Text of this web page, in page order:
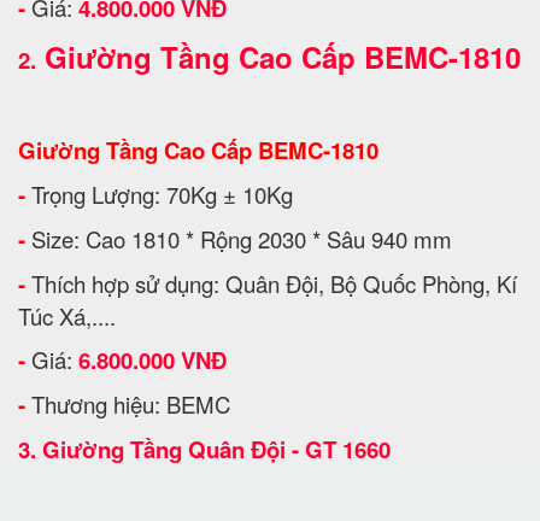
- Giá: 4.800.000 VNĐ
2. Giường Tầng Cao Cấp BEMC-1810
Giường Tầng Cao Cấp BEMC-1810
-Trọng Lượng: 70Kg ± 10Kg
- Size: Cao 1810 * Rộng 2030 * Sâu 940 mm
-Thích hợp sử dụng: Quân Đội, Bộ Quốc Phòng, Kí
Túc Xá,....
- Giá: 6.800.000 VNĐ
-Thương hiệu: BEMC
3. Giường Tầng Quân Đội - GT 1660